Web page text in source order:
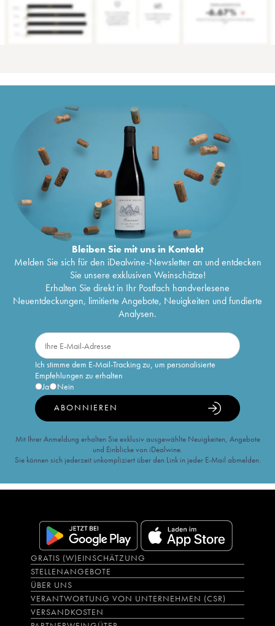
Bleiben Sie mit uns in Kontakt
Melden Sie sich für den iDealwine-Newsletter an und entdecken
Sie unsere exklusiven Weinschätze!
Erhalten Sie direkt in Ihr Postfach handverlesene
Neuentdeckungen, limitierte Angebote, Neuigkeiten und fundierte
Analysen.
Ich stimme dem E-Mail-Tracking zu, um personalisierte
Empfehlungen zu erhalten
Ja
Nein
ABONNIEREN
Mit Ihrer Anmeldung erhalten Sie exklusiv ausgewählte Neuigkeiten, Angebote
und Einblicke von iDealwine.
Sie können sich jederzeit unkompliziert über den Link in jeder E-Mail abmelden.
GRATIS (W)EINSCHÄTZUNG
STELLENANGEBOTE
ÜBER UNS
VERANTWORTUNG VON UNTERNEHMEN (CSR)
VERSANDKOSTEN